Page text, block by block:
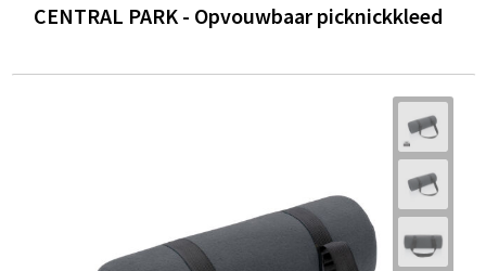
CENTRAL PARK - Opvouwbaar picknickkleed